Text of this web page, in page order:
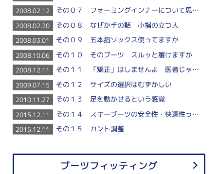
2008.02.12 その０７ フォーミングインナーについて思うこと
2008.02.20 その０８ なぜか手の話 小指の立つ人
2008.03.01 その０９ 五本指ソックス使ってますか
2008.10.06 その１０ そのブーツ スルッと履けますか
2008.12.11 その１１ 「矯正」はしませんよ 医者じゃないんですから
2009.07.15 その１２ サイズの選択はむずかしい
2010.11.27 その１３ 足を動かせるという感覚
2015.12.11 その１４ スキーブーツの安全性・快適性ってなんだろう
2015.12.11 その１５ カント調整
ブーツフィッティング